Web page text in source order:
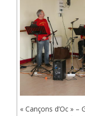
« Cançons d’Oc »